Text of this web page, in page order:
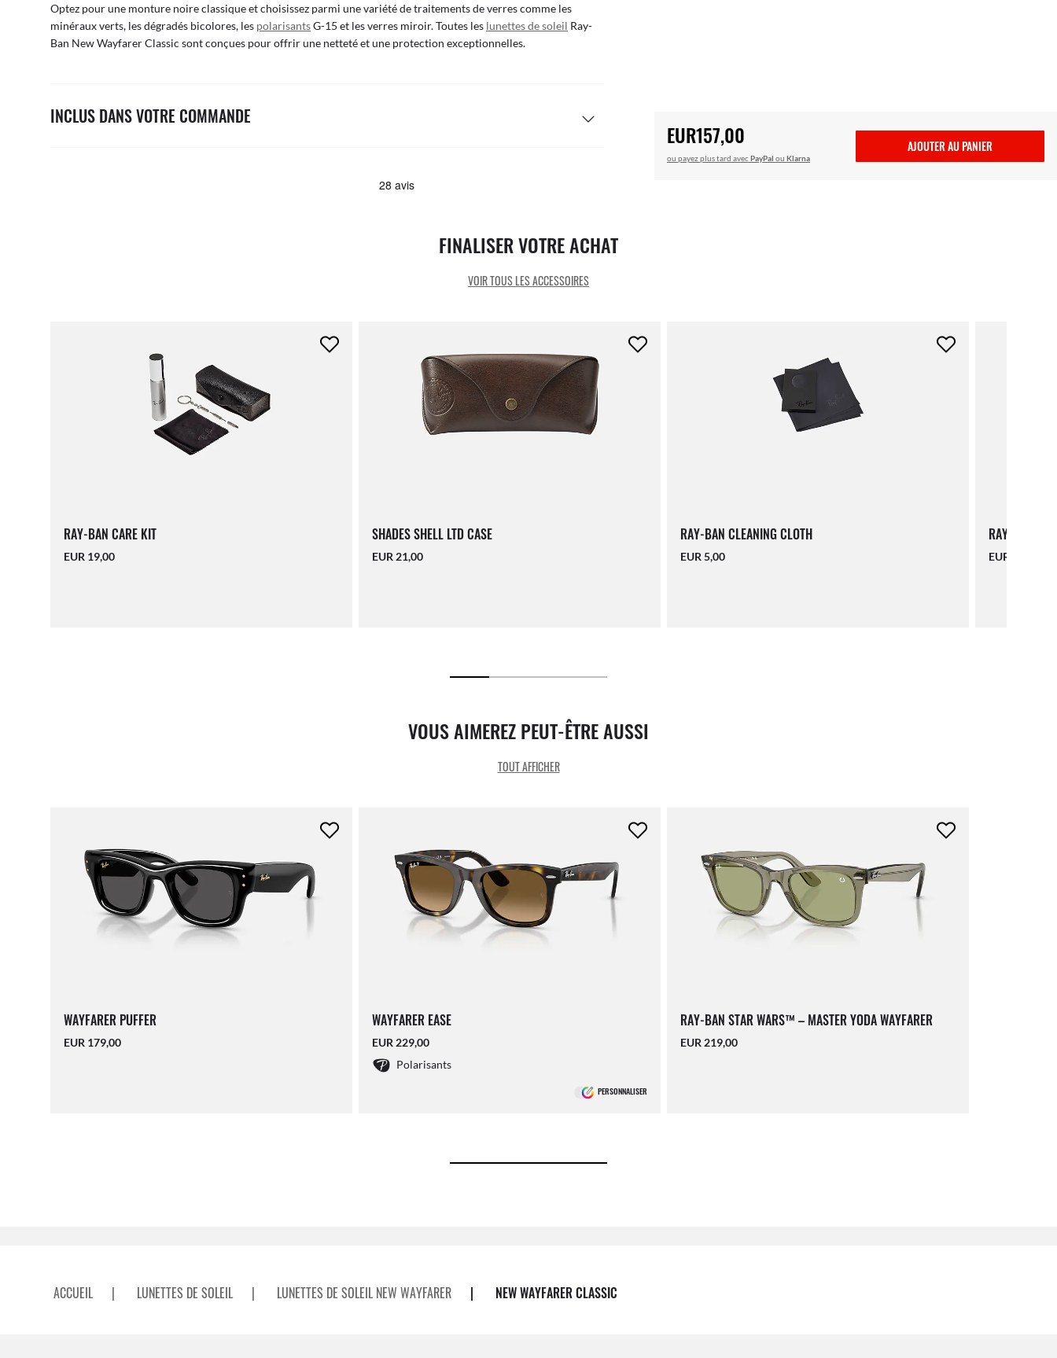
Optez pour une monture noire classique et choisissez parmi une variété de traitements de verres comme les
minéraux verts, les dégradés bicolores, les polarisantsG-15 et les verres miroir. Toutes les lunettes de soleil Ray-
Ban New Wayfarer Classic sont conçues pour offrir une netteté et une protection exceptionnelles.
INCLUS DANS VOTRE COMMANDE
EUR157,00
ou payez plus tard avec PayPal ou Klarna
AJOUTER AU PANIER
FINALISER VOTRE ACHAT
VOIR TOUS LES ACCESSOIRES
RAY-BAN CARE KIT
EUR 19,00
SHADES SHELL LTD CASE
EUR 21,00
RAY-BAN CLEANING CLOTH
EUR 5,00
RAY-BAN
EUR 16,00
VOUS AIMEREZ PEUT-ÊTRE AUSSI
TOUT AFFICHER
WAYFARER PUFFER
EUR 179,00
WAYFARER EASE
EUR 229,00
Polarisants
PERSONNALISER
RAY-BAN STAR WARS™ – MASTER YODA WAYFARER
EUR 219,00
ACCUEIL | LUNETTES DE SOLEIL | LUNETTES DE SOLEIL NEW WAYFARER | NEW WAYFARER CLASSIC